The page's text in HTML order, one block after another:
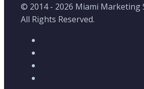
© 2014 - 2026 Miami Marketing
All Rights Reserved.